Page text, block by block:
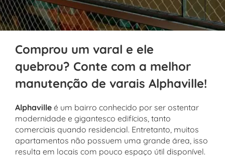
Comprou um varal e ele
quebrou? Conte com a melhor
manutenção de varais Alphaville!
Alphaville é um bairro conhecido por ser ostentar
modernidade e gigantesco edifícios, tanto
comerciais quando residencial. Entretanto, muitos
apartamentos não possuem uma grande área, isso
resulta em locais com pouco espaço útil disponível.